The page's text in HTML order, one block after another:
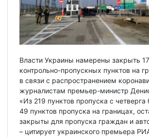
Власти Украины намерены закрыть
контрольно-пропускных пунктов на
в связи с распространением
журналистам премьер-министр
«Из 219 пунктов пропуска с четверга
49 пунктов пропуска на границах,
закрыты для пропуска граждан и
– цитирует украинского премьера